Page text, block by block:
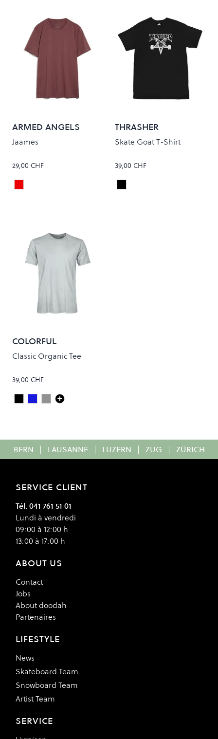
ARMED ANGELS
Jaames
29,00 CHF
Colour
Sable Red
THRASHER
Skate Goat T-Shirt
39,00 CHF
Colour
Black
COLORFUL
STANDARD
Classic Organic Tee
39,00 CHF
Colour
Deep Black
Steel Blue
FADED GREY
BERN | LAUSANNE | LUZERN | ZUG | ZÜRICH
SERVICE CLIENT
Tél. 041 761 51 01
Lundi à vendredi
09:00 à 12:00 h
13:00 à 17:00 h
ABOUT US
Contact
Jobs
About doodah
Partenaires
LIFESTYLE
News
Skateboard Team
Snowboard Team
Artist Team
SERVICE